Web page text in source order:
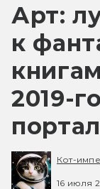
Арт:
к
2019-
Кот-
16 июля